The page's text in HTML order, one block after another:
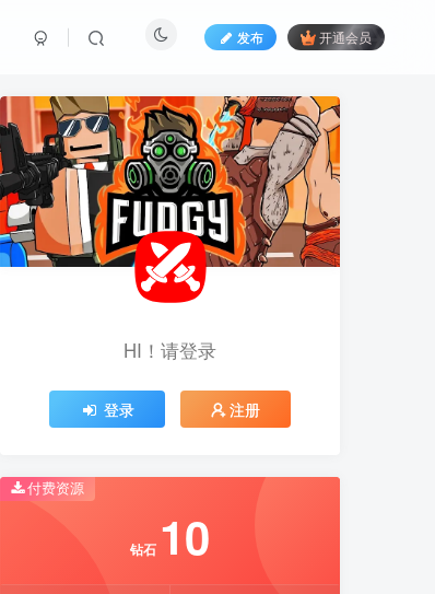
发布 开通会员
HI！请登录
登录 注册
付费资源
钻石 10
HI！请登录
登录 注册
推荐开通钻石会员下载更优惠！
推荐开通钻石会员下载更优惠！